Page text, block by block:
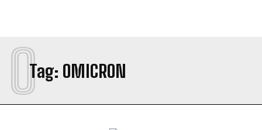
Tag: OMICRON
O